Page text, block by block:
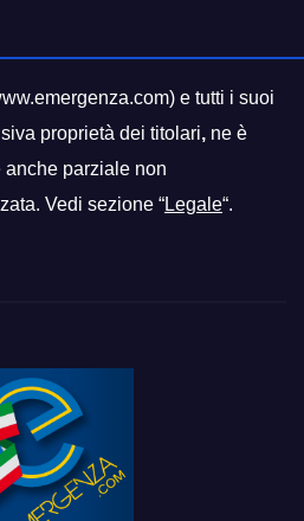
e tutti i suoi
proprietà dei titolari, ne è
parziale non
Vedi sezione “Legale“.